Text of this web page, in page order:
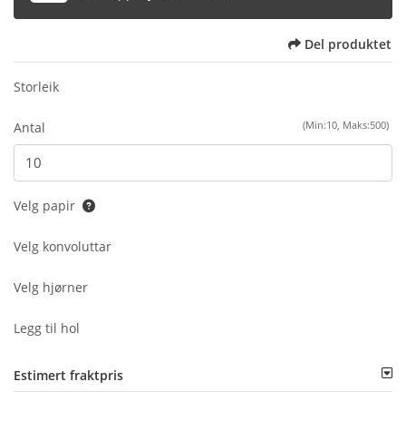
Del produktet
Storleik
(Min:10, Maks:500)
Antal
Velg papir
Velg konvoluttar
Velg hjørner
Legg til hol
Estimert fraktpris